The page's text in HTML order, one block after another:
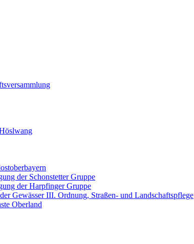
der Schonstetter Gruppe
der Harpfinger Gruppe
Gewässer III. Ordnung, Straßen- und Landschaftspflege
Oberland